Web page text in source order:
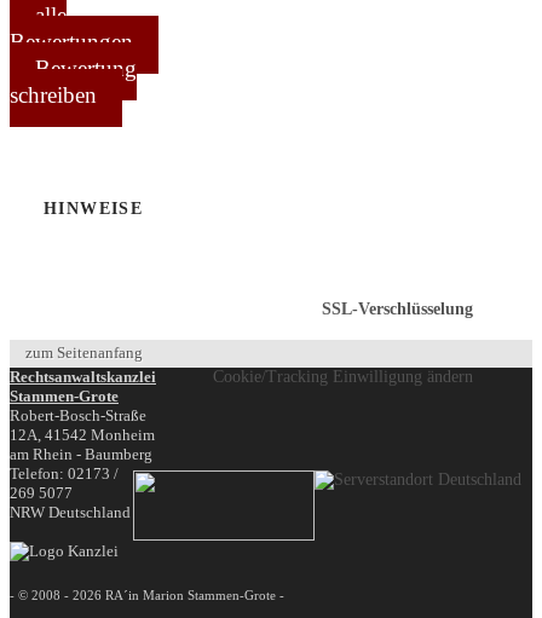
alle
Bewertungen
Bewertung
schreiben
HINWEISE
SSL-Verschlüsselung
Cookie/Tracking Einwilligung ändern
zum Seitenanfang
Rechtsanwaltskanzlei
Stammen-Grote
Robert-Bosch-Straße
12A, 41542 Monheim
am Rhein - Baumberg
Telefon: 02173 /
269 5077
NRW Deutschland
- © 2008 - 2026 RA´in Marion Stammen-Grote -